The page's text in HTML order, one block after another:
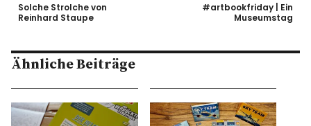
Solche Strolche von
Reinhard Staupe
#artbookfriday | Ein
Museumstag
Ähnliche Beiträge